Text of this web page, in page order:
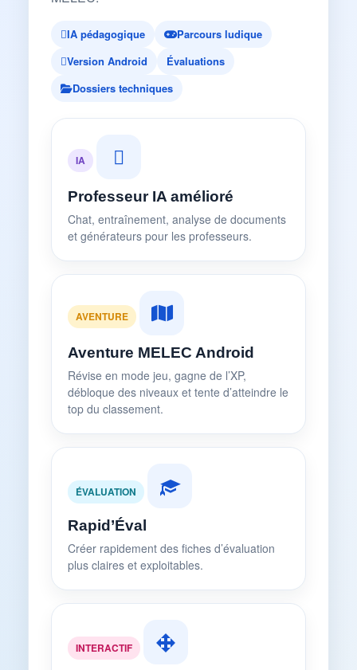
IA pédagogique
Parcours ludique
Version Android
Évaluations
Dossiers techniques
IA
Professeur IA amélioré
Chat, entraînement, analyse de documents
et générateurs pour les professeurs.
AVENTURE
Aventure MELEC Android
Révise en mode jeu, gagne de l’XP,
débloque des niveaux et tente d’atteindre le
top du classement.
ÉVALUATION
Rapid’Éval
Créer rapidement des fiches d’évaluation
plus claires et exploitables.
INTERACTIF